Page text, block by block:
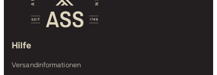
Hilfe
Versandinformationen